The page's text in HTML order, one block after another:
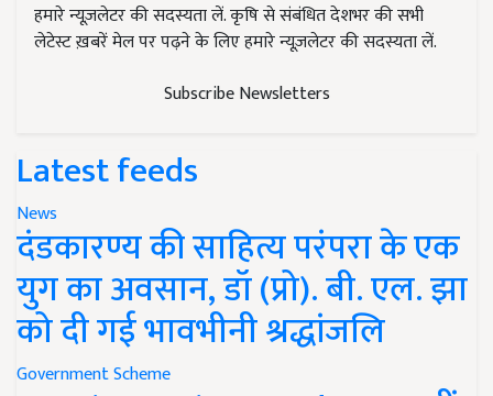
हमारे न्यूज़लेटर की सदस्यता लें. कृषि से संबंधित देशभर की सभी
लेटेस्ट ख़बरें मेल पर पढ़ने के लिए हमारे न्यूज़लेटर की सदस्यता लें.
Subscribe Newsletters
Latest feeds
News
दंडकारण्य की साहित्य परंपरा के एक
युग का अवसान, डॉ (प्रो). बी. एल. झा
को दी गई भावभीनी श्रद्धांजलि
Government Scheme